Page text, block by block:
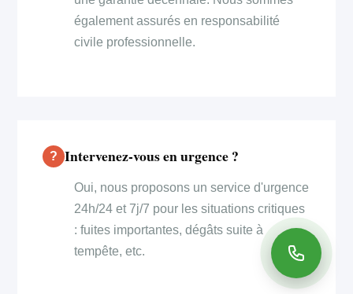
également assurés en responsabilité
civile professionnelle.
Intervenez-vous en urgence ?
Oui, nous proposons un service d'urgence
24h/24 et 7j/7 pour les situations critiques
: fuites importantes, dégâts suite à
tempête, etc.